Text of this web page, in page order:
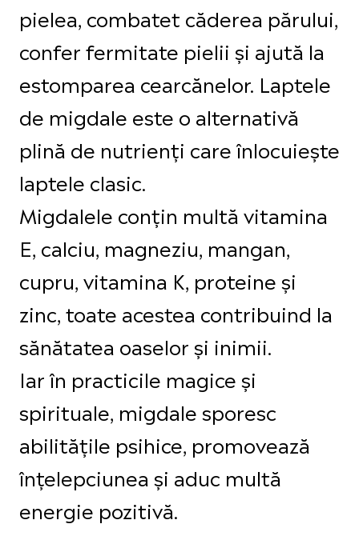
pielea, combatet căderea părului,
confer fermitate pielii și ajută la
estomparea cearcănelor. Laptele
de migdale este o alternativă
plină de nutrienți care înlocuiește
laptele clasic.
Migdalele conțin multă vitamina
E, calciu, magneziu, mangan,
cupru, vitamina K, proteine și
zinc, toate acestea contribuind la
sănătatea oaselor și inimii.
Iar în practicile magice și
spirituale, migdale sporesc
abilitățile psihice, promovează
înțelepciunea și aduc multă
energie pozitivă.